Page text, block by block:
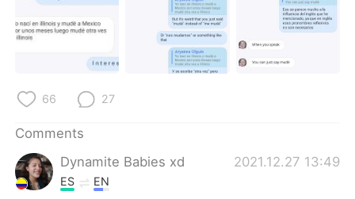
66 27
Comments
Dynamite Babies xd
2021.12.27 13:49
ES EN